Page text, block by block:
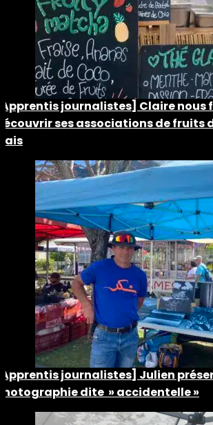
journalistes] Claire nous
ses associations de fruits
journalistes] Julien
dite » accidentelle »